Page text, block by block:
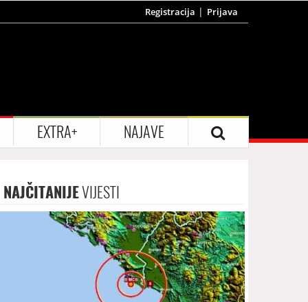
Registracija Prijava
EXTRA+ NAJAVE
NAJČITANIJEVIJESTI